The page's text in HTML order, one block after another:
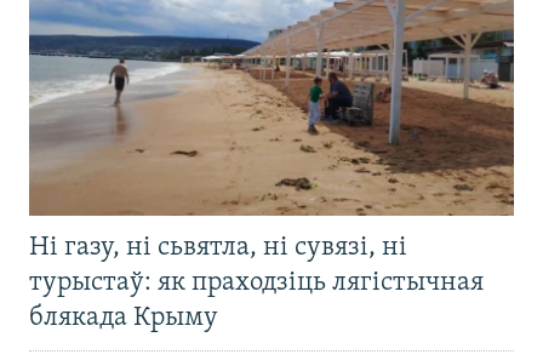
Ні газу, ні сьвятла, ні сувязі, ні
турыстаў: як праходзіць лягістычная
блякада Крыму